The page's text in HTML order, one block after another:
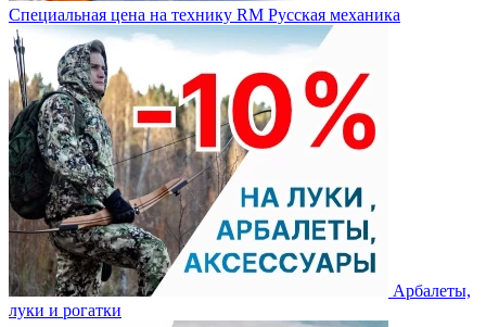
Специальная цена на технику RM Русская механика
Арбалеты,
луки и рогатки